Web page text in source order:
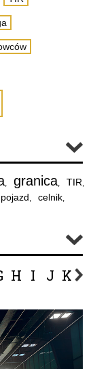
, granica, TIR,
pojazd, celnik,
H I J K L